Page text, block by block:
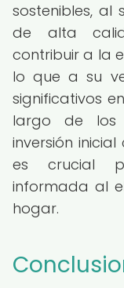
sostenibles, al
de alta
contribuir a la
lo que a su
significativos
largo de los
inversión
es crucial
informada al
hogar.